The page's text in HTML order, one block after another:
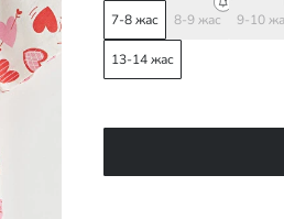
7-8 жас 8-9 жас 9-10
13-14 жас